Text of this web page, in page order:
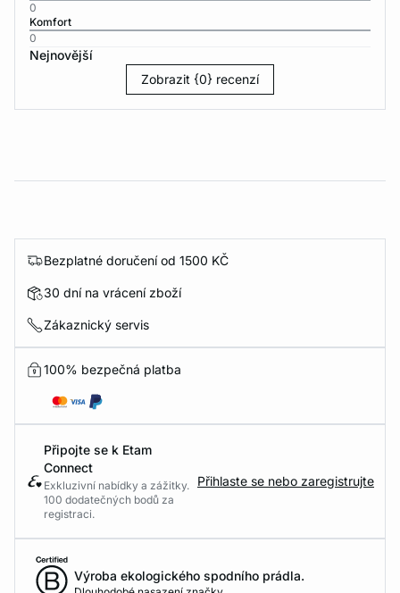
0
Komfort
0
Nejnovější
Zobrazit {0} recenzí
Bezplatné doručení od 1500 KČ
30 dní na vrácení zboží
Zákaznický servis
100% bezpečná platba
Připojte se k Etam
Connect
Exkluzivní nabídky a zážitky.
100 dodatečných bodů za
registraci.
Přihlaste se nebo zaregistrujte
Výroba ekologického spodního prádla.